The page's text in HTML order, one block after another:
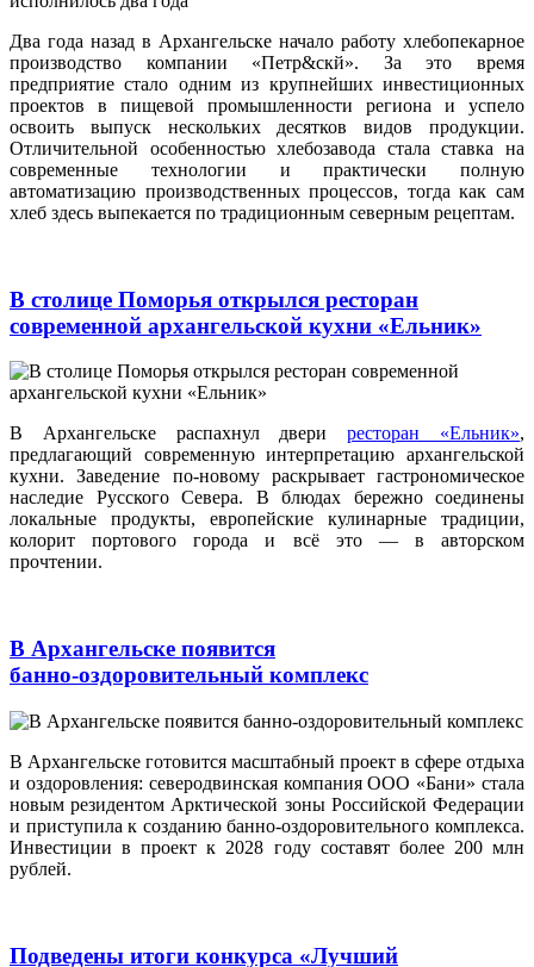
Два года назад в Архангельске начало работу хлебопекарное
производство компании «Петр&скй». За это время
предприятие стало одним из крупнейших инвестиционных
проектов в пищевой промышленности региона и успело
освоить выпуск нескольких десятков видов продукции.
Отличительной особенностью хлебозавода стала ставка на
современные технологии и практически полную
автоматизацию производственных процессов, тогда как сам
хлеб здесь выпекается по традиционным северным рецептам.
В столице Поморья открылся ресторан
современной архангельской кухни «Ельник»
В Архангельске распахнул двериресторан «Ельник»,
предлагающий современную интерпретацию архангельской
кухни. Заведение по‑новому раскрывает гастрономическое
наследие Русского Севера. В блюдах бережно соединены
локальные продукты, европейские кулинарные традиции,
колорит портового города и всё это — в авторском
прочтении.
В Архангельске появится
банно‑оздоровительный комплекс
В Архангельске готовится масштабный проект в сфере отдыха
и оздоровления: северодвинская компания ООО «Бани» стала
новым резидентом Арктической зоны Российской Федерации
и приступила к созданию банно‑оздоровительного комплекса.
Инвестиции в проект к 2028 году составят более 200 млн
рублей.
Подведены итоги конкурса «Лучший